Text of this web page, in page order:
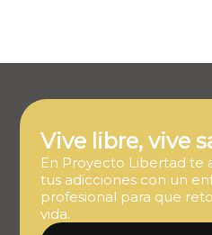
Vive libre, vive
En Proyecto Libertad te
tus adicciones con un
profesional para que
vida.